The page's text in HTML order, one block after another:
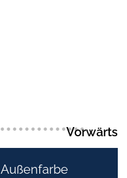
••••••••••••••
Vorwärts
Außenfarbe